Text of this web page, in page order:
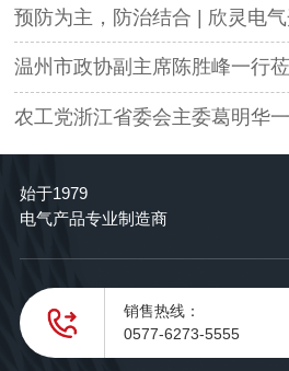
预防为主，防治结合 | 欣灵电气开展消
温州市政协副主席陈胜峰一行莅
农工党浙江省委会主委葛明华一行莅
始于1979
电气产品专业制造商
销售热线：
0577-6273-5555